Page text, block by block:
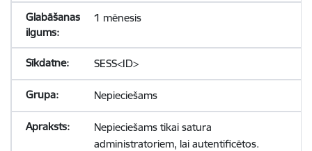
1 mēnesis
SESS<ID>
Nepieciešams
Nepieciešams tikai satura
administratoriem, lai autentificētos.